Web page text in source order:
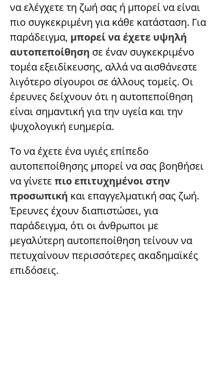
να ελέγχετε τη ζωή σας ή μπορεί να είναι
πιο συγκεκριμένη για κάθε κατάσταση. Για
παράδειγμα, μπορεί να έχετε υψηλή
αυτοπεποίθηση σε έναν συγκεκριμένο
τομέα εξειδίκευσης, αλλά να αισθάνεστε
λιγότερο σίγουροι σε άλλους τομείς. Οι
έρευνες δείχνουν ότι η αυτοπεποίθηση
είναι σημαντική για την υγεία και την
ψυχολογική ευημερία.
Το να έχετε ένα υγιές επίπεδο
αυτοπεποίθησης μπορεί να σας βοηθήσει
να γίνετε πιο επιτυχημένοι στην
προσωπική και επαγγελματική σας ζωή.
Έρευνες έχουν διαπιστώσει, για
παράδειγμα, ότι οι άνθρωποι με
μεγαλύτερη αυτοπεποίθηση τείνουν να
πετυχαίνουν περισσότερες ακαδημαϊκές
επιδόσεις.